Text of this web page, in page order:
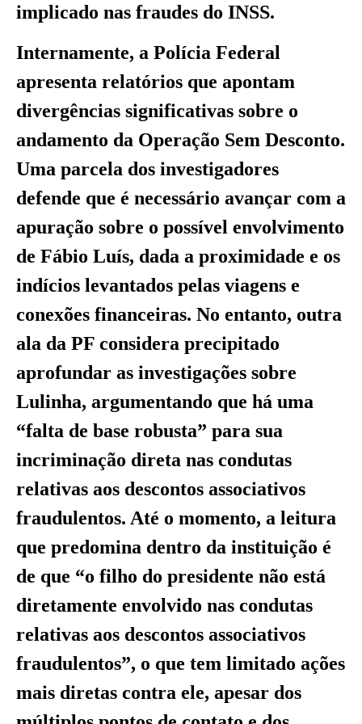
implicado nas fraudes do INSS.
Internamente, a Polícia Federal
apresenta relatórios que apontam
divergências significativas sobre o
andamento da Operação Sem Desconto.
Uma parcela dos investigadores
defende que é necessário avançar com a
apuração sobre o possível envolvimento
de Fábio Luís, dada a proximidade e os
indícios levantados pelas viagens e
conexões financeiras. No entanto, outra
ala da PF considera precipitado
aprofundar as investigações sobre
Lulinha, argumentando que há uma
“falta de base robusta” para sua
incriminação direta nas condutas
relativas aos descontos associativos
fraudulentos. Até o momento, a leitura
que predomina dentro da instituição é
de que “o filho do presidente não está
diretamente envolvido nas condutas
relativas aos descontos associativos
fraudulentos”, o que tem limitado ações
mais diretas contra ele, apesar dos